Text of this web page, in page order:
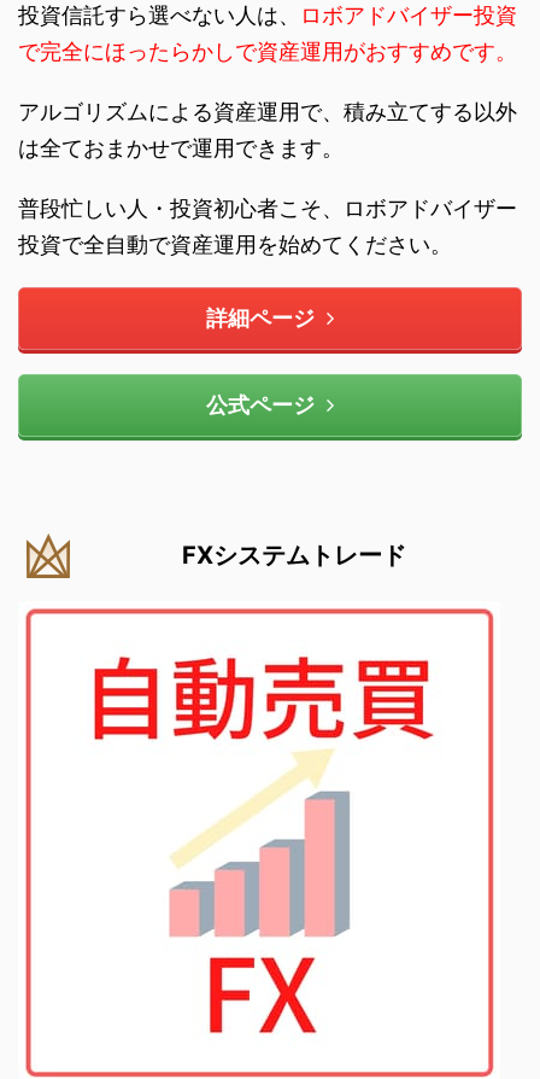
投資信託すら選べない人は、
ロボアドバイザー投資
で完全にほったらかしで資産運用がおすすめです。
アルゴリズムによる資産運用で、積み立てする以外
は全ておまかせで運用できます。
普段忙しい人・投資初心者こそ、ロボアドバイザー
投資で全自動で資産運用を始めてください。
詳細ページ
公式ページ
FXシステムトレード